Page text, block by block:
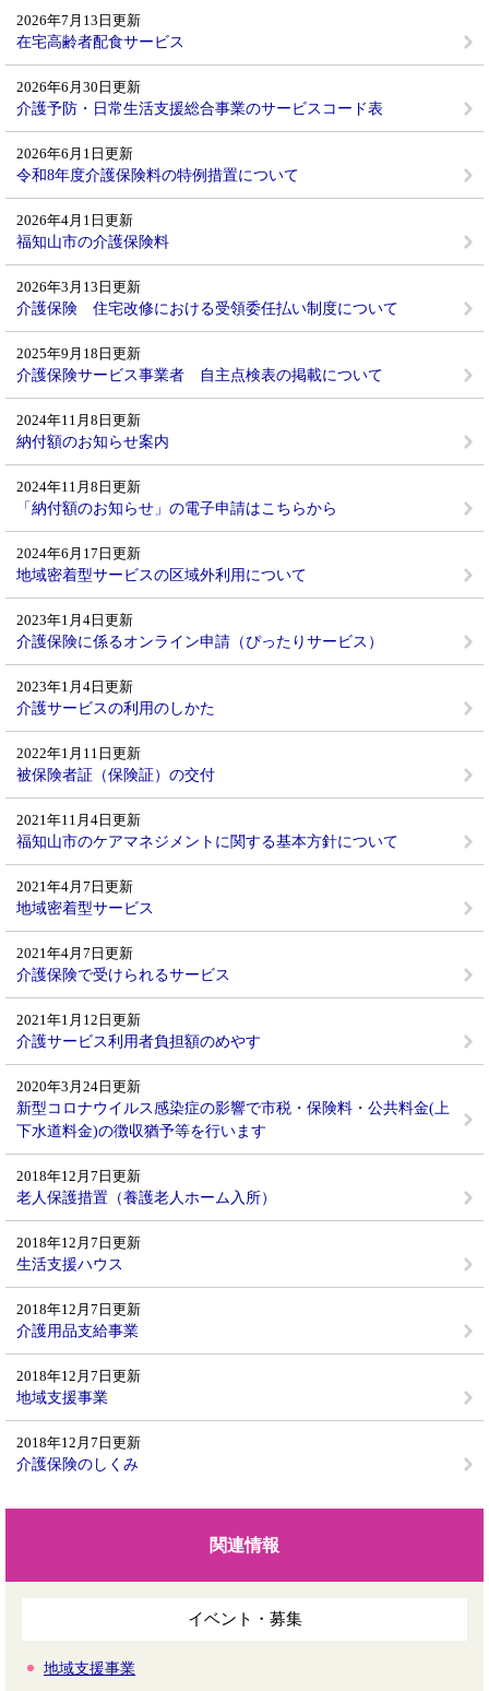
2026年7月13日更新
在宅高齢者配食サービス
2026年6月30日更新
介護予防・日常生活支援総合事業のサービスコード表
2026年6月1日更新
令和8年度介護保険料の特例措置について
2026年4月1日更新
福知山市の介護保険料
2026年3月13日更新
介護保険 住宅改修における受領委任払い制度について
2025年9月18日更新
介護保険サービス事業者 自主点検表の掲載について
2024年11月8日更新
納付額のお知らせ案内
2024年11月8日更新
「納付額のお知らせ」の電子申請はこちらから
2024年6月17日更新
地域密着型サービスの区域外利用について
2023年1月4日更新
介護保険に係るオンライン申請（ぴったりサービス）
2023年1月4日更新
介護サービスの利用のしかた
2022年1月11日更新
被保険者証（保険証）の交付
2021年11月4日更新
福知山市のケアマネジメントに関する基本方針について
2021年4月7日更新
地域密着型サービス
2021年4月7日更新
介護保険で受けられるサービス
2021年1月12日更新
介護サービス利用者負担額のめやす
2020年3月24日更新
新型コロナウイルス感染症の影響で市税・保険料・公共料金(上
下水道料金)の徴収猶予等を行います
2018年12月7日更新
老人保護措置（養護老人ホーム入所）
2018年12月7日更新
生活支援ハウス
2018年12月7日更新
介護用品支給事業
2018年12月7日更新
地域支援事業
2018年12月7日更新
介護保険のしくみ
関連情報
イベント・募集
地域支援事業